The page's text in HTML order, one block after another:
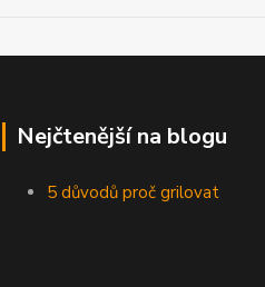
Nejčtenější na blogu
5 důvodů proč grilovat